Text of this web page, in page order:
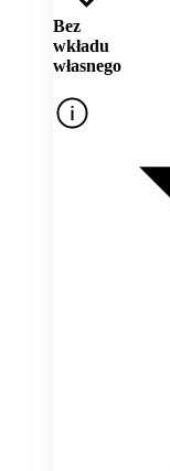
Bez
wkładu
własnego